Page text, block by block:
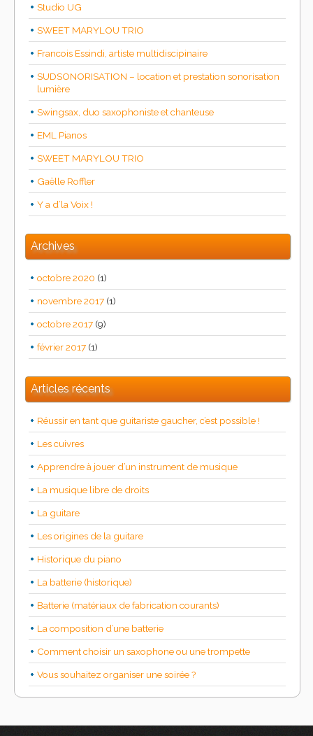
Studio UG
SWEET MARYLOU TRIO
Francois Essindi, artiste multidiscipinaire
SUDSONORISATION – location et prestation sonorisation
lumière
Swingsax, duo saxophoniste et chanteuse
EML Pianos
SWEET MARYLOU TRIO
Gaëlle Roffler
Y a d’la Voix !
Archives
octobre 2020 (1)
novembre 2017 (1)
octobre 2017 (9)
février 2017 (1)
Articles récents
Réussir en tant que guitariste gaucher, c’est possible !
Les cuivres
Apprendre à jouer d’un instrument de musique
La musique libre de droits
La guitare
Les origines de la guitare
Historique du piano
La batterie (historique)
Batterie (matériaux de fabrication courants)
La composition d’une batterie
Comment choisir un saxophone ou une trompette
Vous souhaitez organiser une soirée ?